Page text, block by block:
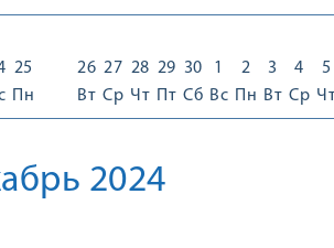
25
Пн
26
Вт
27
Ср
28
Чт
29
Пт
30
Сб
1
Вс
2
Пн
3
Вт
4
Ср
5
2024